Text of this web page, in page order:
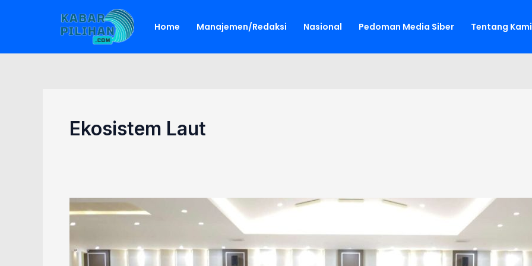
Home Manajemen/Redaksi Nasional Pedoman Media Siber Tentang Kami
Ekosistem Laut
Supian
HK
Bahaya
Destructive